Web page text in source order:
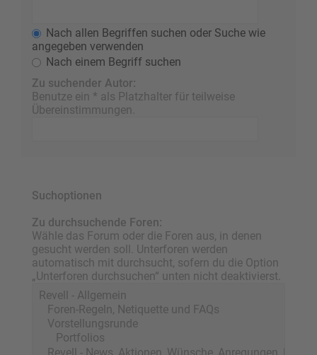
Nach allen Begriffen suchen oder Suche wie
angegeben verwenden
Nach einem Begriff suchen
Zu suchender Autor:
Benutze ein * als Platzhalter für teilweise
Übereinstimmungen.
Suchoptionen
Zu durchsuchende Foren:
Wähle das Forum oder die Foren aus, in denen
gesucht werden soll. Unterforen werden
automatisch mit durchsucht, sofern du die Option
„Unterforen durchsuchen“ unten nicht deaktivierst.